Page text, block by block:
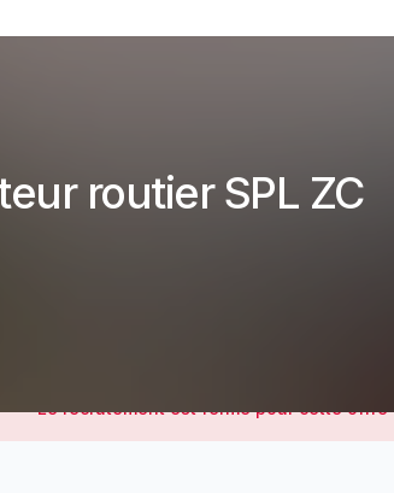
routier SPL ZC
Le recrutement est fermé pour cette offre